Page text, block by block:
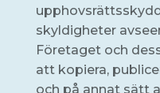
skyldigheter
Företaget och
att kopiera,
och på annat sätt